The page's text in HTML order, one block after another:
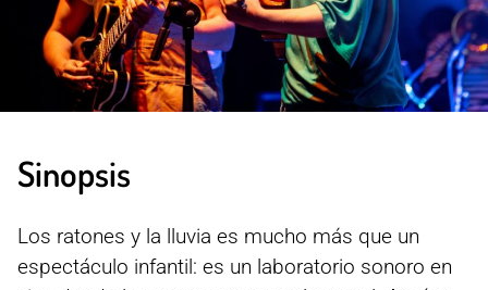
Sinopsis
Los ratones y la lluvia es mucho más que un
espectáculo infantil: es un laboratorio sonoro en